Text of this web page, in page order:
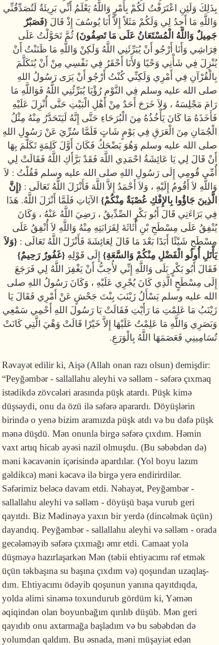
بِذَلِكَ وَلَئِنِ اعْتَرَفْتُ لَكُمْ بِأَمْرٍ وَاللَّهُ يَعْلَمُ أَنِّي بَرِيئَةٌ لَتُصَدِّقُنِّي
وَاللَّهِ مَا أَجِدُ لِي وَلَكُمْ مَثَلاً إِلاَّ أَبَا يُوسُفَ إِذْ قَالَ{فَصَبْرٌ
جَمِيلٌ وَاللَّهُ الْمُسْتَعَانُ عَلَى مَا تَصِفُونَ} ثُمَّ تَحَوَّلْتُ عَلَى
فِرَاشِي وَأَنَا أَرْجُو أَنْ يُبَرِّئَنِي اللَّهُ وَلَكِنْ وَاللَّهِ مَا ظَنَنْتُ أَنْ
يُنْزِلَ فِي شَأْنِي وَحْيًا وَلأَنَا أَحْقَرُ فِي نَفْسِي مِنْ أَنْ يُتَكَلَّمَ
بِالْقُرْآنِ فِي أَمْرِي وَلَكِنِّي كُنْتُ أَرْجُو أَنْ يَرَى رَسُولُ اللهِ
صلى الله عليه وسلم فِي النَّوْمِ رُؤْيَا يُبَرِّئُنِي اللَّهُ فَوَاللَّهِ مَا
رَامَ مَجْلِسَهُ ، وَلاَ خَرَجَ أَحَدٌ مِنْ أَهْلِ الْبَيْتِ حَتَّى أُنْزِلَ عَلَيْهِ
فَأَخَذَهُ مَا كَانَ يَأْخُذُهُ مِنَ الْبُرَحَاءِ حَتَّى إِنَّهُ لَيَتَحَدَّرُ مِنْهُ مِثْلُ
الْجُمَانِ مِنَ الْعَرَقِ فِي يَوْمٍ شَاتٍ فَلَمَّا سُرِّيَ عَنْ رَسُولِ اللهِ
صلى الله عليه وسلم وَهُوَ يَضْحَكُ فَكَانَ أَوَّلَ كَلِمَةٍ تَكَلَّمَ بِهَا
أَنْ قَالَ لِي يَا عَائِشَةُ احْمَدِي اللَّهَ فَقَدْ بَرَّأَكِ اللَّهُ فَقَالَتْ لِي
أُمِّي قُومِي إِلَى رَسُولِ اللهِ صلى الله عليه وسلم فَقُلْتُ : لاَ
وَاللَّهِ لاَ أَقُومُ إِلَيْهِ ، وَلاَ أَحْمَدُ إِلاَّ اللَّهَ فَأَنْزَلَ اللَّهُ تَعَالَى :{إِنَّ
الَّذِينَ جَاؤُوا بِالإِفْكِ عُصْبَةٌ مِنْكُمْ} الآيَاتِ فَلَمَّا أَنْزَلَ اللَّهُ. هَذَا
فِي بَرَاءَتِي قَالَ أَبُو بَكْرٍ الصِّدِّيقُ ، رَضِيَ اللَّهُ عَنْهُ ، وَكَانَ
يُنْفِقُ عَلَى مِسْطَحِ بْنِ أُثَاثَةَ لِقَرَابَتِهِ مِنْهُ وَاللَّهِ لاَ أُنْفِقُ عَلَى
مِسْطَحٍ شَيْئًا أَبَدًا بَعْدَ مَا قَالَ لِعَائِشَةَ فَأَنْزَلَ اللَّهُ تَعَالَى :{وَلاَ
يَأْتَلِ أُولُو الْفَضْلِ مِنْكُمْ وَالسَّعَةِ} إِلَى قَوْلِهِ{غَفُورٌ رَحِيمٌ}
فَقَالَ أَبُو بَكْرٍ بَلَى وَاللَّهِ إِنِّي لأُحِبُّ أَنْ يَغْفِرَ اللَّهُ لِي فَرَجَعَ
إِلَى مِسْطَحٍ الَّذِي كَانَ يُجْرِي عَلَيْهِ ، وَكَانَ رَسُولُ اللهِ صلى
الله عليه وسلم يَسْأَلُ زَيْنَبَ بِنْتَ جَحْشٍ عَنْ أَمْرِي فَقَالَ يَا
زَيْنَبُ مَا عَلِمْتِ مَا رَأَيْتِ فَقَالَتْ يَا رَسُولَ اللهِ أَحْمِي سَمْعِي
وَبَصَرِي وَاللَّهِ مَا عَلِمْتُ عَلَيْهَا إِلاَّ خَيْرًا قَالَتْ وَهْيَ الَّتِي كَانَتْ
تُسَامِينِي فَعَصَمَهَا اللَّهُ بِالْوَرَعِ.
Rəvayət edilir ki, Aişə (Allah onan razı olsun) demişdir:
“Peyğəmbər - sallallahu aleyhi və səlləm - səfərə çıxmaq
istədikdə zöv­cələri arasında püşk atardı. Püşk kimə
düşsəydi, onu da özü ilə səfərə apa­rardı. Döyüş­lərin
birində o yenə bizim aramızda püşk atdı və bu dəfə püşk
mənə düşdü. Mən onunla birgə səfərə çıxdım. Həmin
vaxt artıq hicab ayəsi nazil olmuşdu. (Bu səbəbdən də)
məni kəcavənin içəri­sində apardılar. (Yol boyu lazım
gəldikcə) məni kəcavə ilə birgə yerə endirirdilər.
Səfərimiz beləcə davam etdi. Nəhayət, Peyğəmbər -
sallallahu aleyhi və səlləm - döyüşü başa vurub geri
qayıtdı. Biz Mədi­nəyə yaxın bir yerdə (dincəlmək üçün)
dayan­dıq. Peyğəmbər - sallallahu aleyhi və səlləm - orada
gecələ­məyib səfərə çıxmağı əmr etdi. Camaat yola
düşməyə hazırla­şarkən Mən (təbii ehtiya­cımı rəf etmək
üçün təkbaşına su başına çıxdım və) qoşun­dan uzaqlaş­
dım. Ehtiyacımı ödəyib qoşunun yanına qayıtdıqda,
yolda əlimi sinəmə toxun­du­rub gördüm ki, Yəmən
əqiqindən olan boyunba­ğım qırılıb düşüb. Mən geri
qayıdıb onu ax­tar­mağa başladım və bu səbəbdən də
yolum­dan qaldım. Bu əsnada, məni müşayiət edən